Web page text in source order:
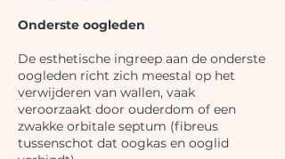
Onderste oogleden
De esthetische ingreep aan de onderste
oogleden richt zich meestal op het
verwijderen van wallen, vaak
veroorzaakt door ouderdom of een
zwakke orbitale septum (fibreus
tussenschot dat oogkas en ooglid